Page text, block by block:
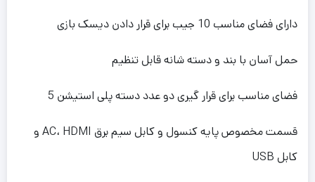
دارای فضای مناسب 10 جیب برای قرار دادن دیسک بازی
حمل آسان با بند و دسته شانه قابل تنظیم
فضای مناسب برای قرار گیری دو عدد دسته پلی استیشن 5
قسمت مخصوص پایه کنسول و کابل سیم برق AC، HDMI و
کابل USB